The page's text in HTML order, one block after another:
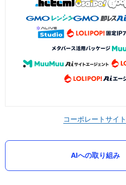
コーポレートサイト
AIへの取り組み